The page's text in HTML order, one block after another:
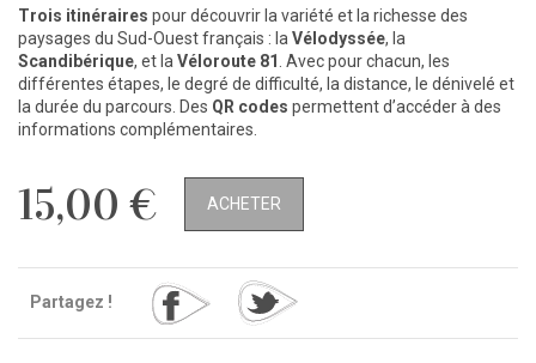
Trois itinéraires pour découvrir la variété et la richesse des
paysages du Sud-Ouest français : la Vélodyssée, la
Scandibérique, et la Véloroute 81 . Avec pour chacun, les
différentes étapes, le degré de difficulté, la distance, le dénivelé et
la durée du parcours. Des QR codes permettent d’accéder à des
informations complémentaires.
15,00 € ACHETER
Partagez !